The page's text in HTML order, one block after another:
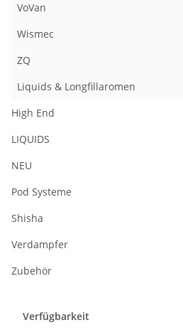
VoVan
Wismec
ZQ
Liquids & Longfillaromen
High End
LIQUIDS
NEU
Pod Systeme
Shisha
Verdampfer
Zubehör
Verfügbarkeit